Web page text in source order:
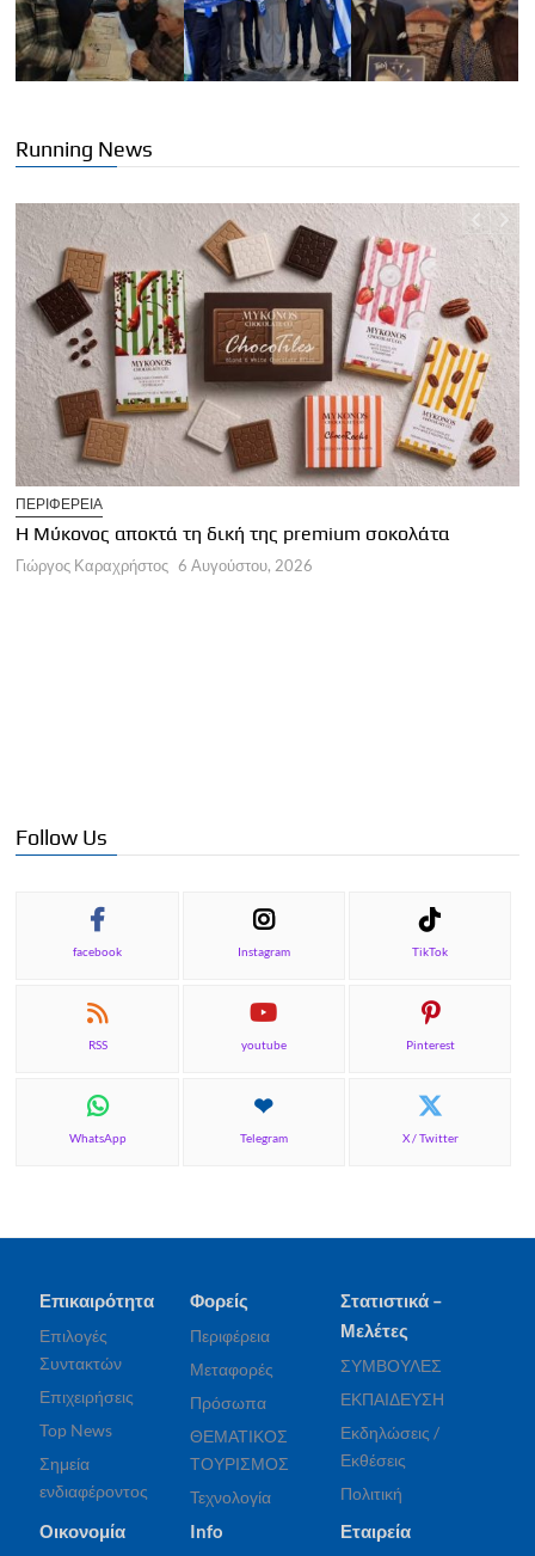
Running News
ΠΕΡΙΦΕΡΕΙΑ
Η Μύκονος αποκτά τη δική της premium σοκολάτα
Γιώργος Καραχρήστος 6 Αυγούστου, 2026
Follow Us
facebook Instagram TikTok
RSS youtube Pinterest
WhatsApp Telegram X / Twitter
Επικαιρότητα
Επιλογές
Συντακτών
Επιχειρήσεις
Top News
Σημεία
ενδιαφέροντος
Φορείς
Περιφέρεια
Μεταφορές
Πρόσωπα
ΘΕΜΑΤΙΚΟΣ
ΤΟΥΡΙΣΜΟΣ
Τεχνολογία
Στατιστικά –
Μελέτες
ΣΥΜΒΟΥΛΕΣ
ΕΚΠΑΙΔΕΥΣΗ
Εκδηλώσεις /
Εκθέσεις
Πολιτική
Οικονομία Info Εταιρεία